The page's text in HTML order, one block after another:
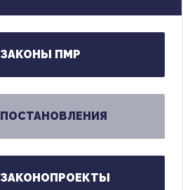
ЗАКОНЫ ПМР
ПОСТАНОВЛЕНИЯ
ЗАКОНОПРОЕКТЫ